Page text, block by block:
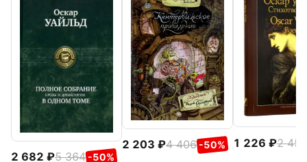
2 682 5 364 -50%
2 203 4 406 -50% 1 226
2 452